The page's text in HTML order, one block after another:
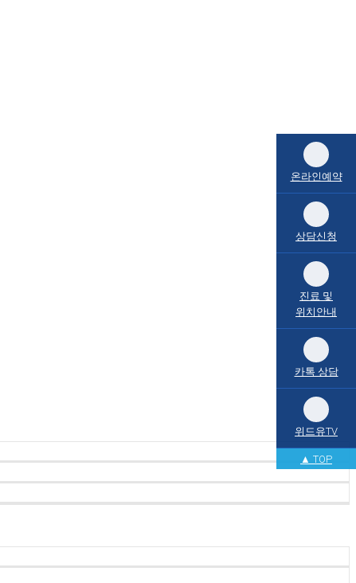
온라인예약
상담신청
진료 및
위치안내
카톡 상담
위드유TV
▲ TOP